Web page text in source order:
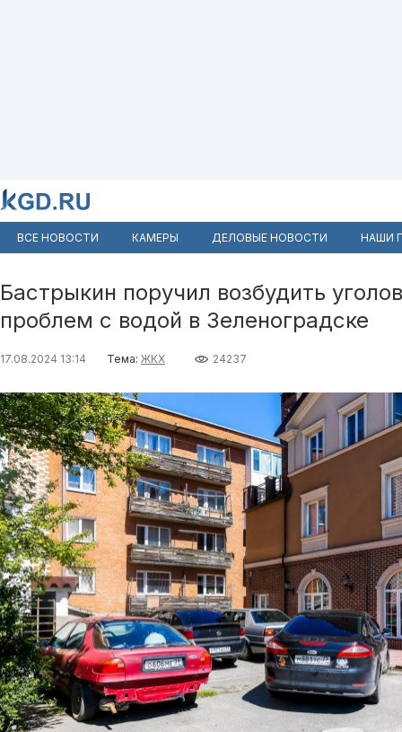
ВСЕ НОВОСТИ КАМЕРЫ ДЕЛОВЫЕ НОВОСТИ НАШИ
Бастрыкин поручил возбудить
проблем с водой в Зеленоградске
17.08.2024 13:14 Тема: ЖКХ 24237